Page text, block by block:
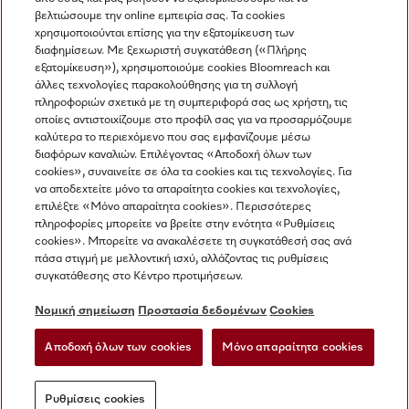
Η εταιρεία μας
Όροι και Προϋποθέσεις
Προστασία δεδομένων
Όροι Χρήσης
Δήλωση Προσβασιμότητας
Νόμος για τις ψηφιακές υπηρεσίες
Ρυθμίσεις cookies
Miele στο Instagram
Miele στο Facebook
Miele στο Youtube
βελτιώσουμε την online εμπειρία σας. Τα cookies
χρησιμοποιούνται επίσης για την εξατομίκευση των
διαφημίσεων. Με ξεχωριστή συγκατάθεση («Πλήρης
εξατομίκευση»), χρησιμοποιούμε cookies Bloomreach και
άλλες τεχνολογίες παρακολούθησης για τη συλλογή
πληροφοριών σχετικά με τη συμπεριφορά σας ως χρήστη, τις
οποίες αντιστοιχίζουμε στο προφίλ σας για να προσαρμόζουμε
καλύτερα το περιεχόμενο που σας εμφανίζουμε μέσω
διαφόρων καναλιών. Επιλέγοντας «Αποδοχή όλων των
cookies», συναινείτε σε όλα τα cookies και τις τεχνολογίες. Για
να αποδεχτείτε μόνο τα απαραίτητα cookies και τεχνολογίες,
επιλέξτε «Μόνο απαραίτητα cookies». Περισσότερες
πληροφορίες μπορείτε να βρείτε στην ενότητα «Ρυθμίσεις
cookies». Μπορείτε να ανακαλέσετε τη συγκατάθεσή σας ανά
πάσα στιγμή με μελλοντική ισχύ, αλλάζοντας τις ρυθμίσεις
συγκατάθεσης στο Κέντρο προτιμήσεων.
Νομική σημείωση Προστασία δεδομένων Cookies
Αποδοχή όλων των cookies Μόνο απαραίτητα cookies
Ρυθμίσεις cookies